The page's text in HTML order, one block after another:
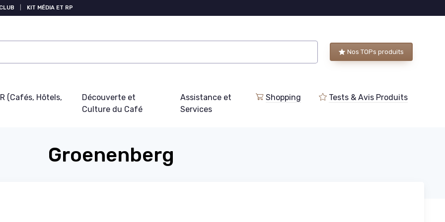
KIT MÉDIA ET RP
Nos TOPs produits
(Cafés, Hôtels,
Découverte et
Culture du Café
Assistance et
Services
Shopping Tests & Avis Produits
Groenenberg